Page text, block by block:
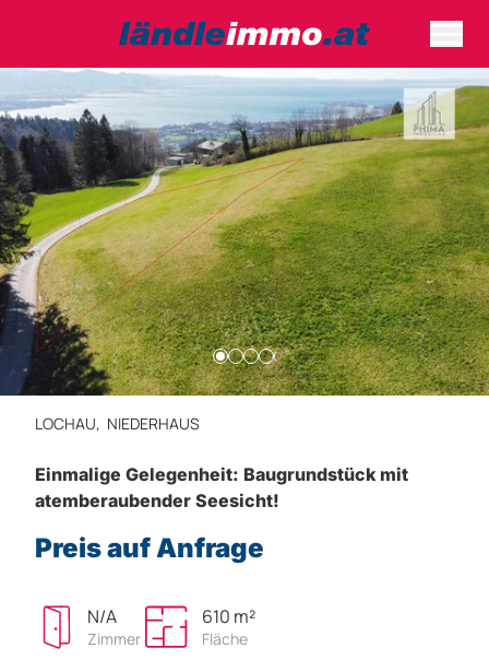
LOCHAU, NIEDERHAUS
Einmalige Gelegenheit: Baugrundstück mit
atemberaubender Seesicht!
Preis auf Anfrage
N/A
Zimmer
610 m²
Fläche